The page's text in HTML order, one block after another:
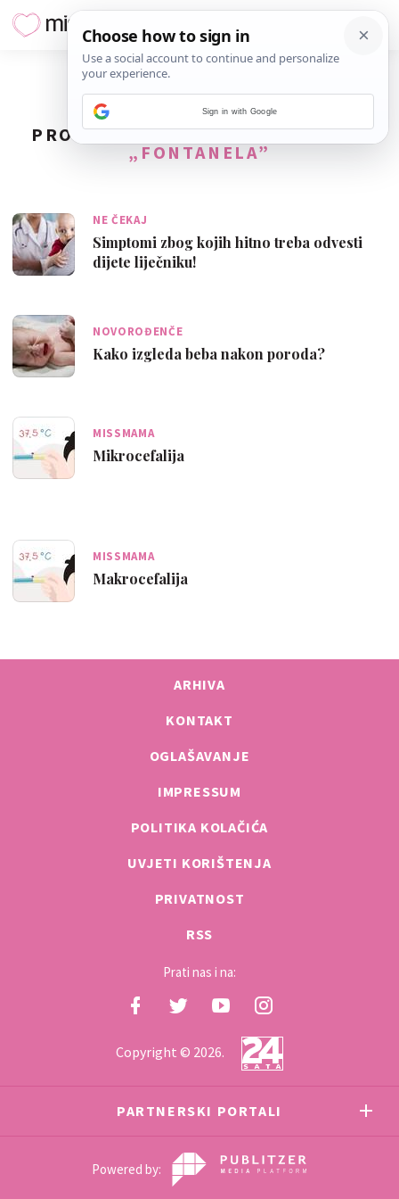
PRONAĐENO4REZULTATA ZA TAG
„FONTANELA”
NE ČEKAJ
Simptomi zbog kojih hitno treba odvesti
dijete liječniku!
NOVOROĐENČE
Kako izgleda beba nakon poroda?
MISSMAMA
Mikrocefalija
MISSMAMA
Makrocefalija
ARHIVA
KONTAKT
OGLAŠAVANJE
IMPRESSUM
POLITIKA KOLAČIĆA
UVJETI KORIŠTENJA
PRIVATNOST
RSS
Prati nas i na:
Copyright © 2026.
PARTNERSKI PORTALI
Powered by:
Sign in with Google